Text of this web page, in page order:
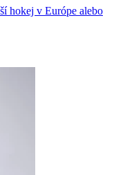
hokej v Európe alebo